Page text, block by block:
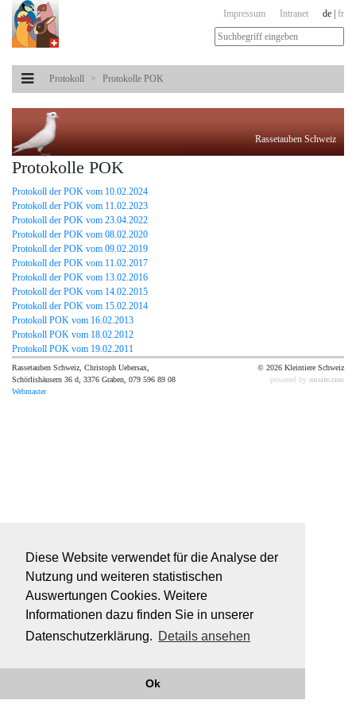
Diese Website verwendet für die Analyse der
Nutzung und weiteren statistischen
Auswertungen Cookies. Weitere
Informationen dazu finden Sie in unserer
Datenschutzerklärung. Details ansehen
Ok
Impressum Intranet de| fr
Protokoll Protokolle POK
Rassetauben Schweiz
Protokolle POK
Protokoll der POK vom 10.02.2024
Protokoll der POK vom 11.02.2023
Protokoll der POK vom 23.04.2022
Protokoll der POK vom 08.02.2020
Protokoll der POK vom 09.02.2019
Protokoll der POK vom 11.02.2017
Protokoll der POK vom 13.02.2016
Protokoll der POK vom 14.02.2015
Protokoll der POK vom 15.02.2014
Protokoll POK vom 16.02.2013
Protokoll POK vom 18.02.2012
Protokoll POK vom 19.02.2011
Rassetauben Schweiz, Christoph Uebersax,
Schörlishäusern 36 d, 3376 Graben, 079 596 89 08
Webmaster
© 2026 Kleintiere Schweiz
powered by onsite.cms